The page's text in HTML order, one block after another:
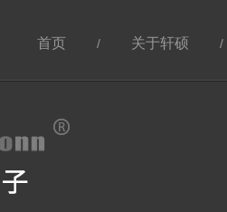
首页 / 关于轩硕 /